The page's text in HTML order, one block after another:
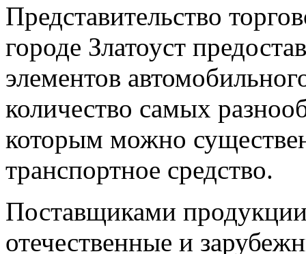
Представительство
городе Златоуст
элементов
количество самых
которым можно
транспортное средство.
Поставщиками
отечественные и